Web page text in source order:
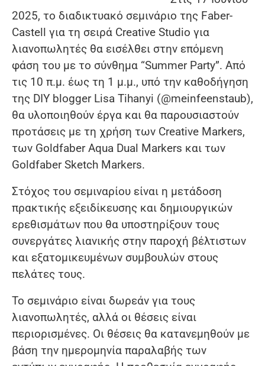
2025, το διαδικτυακό σεμινάριο της Faber-
Castell για τη σειρά Creative Studio για
λιανοπωλητές θα εισέλθει στην επόμενη
φάση του με το σύνθημα “Summer Party”. Από
τις 10 π.μ. έως τη 1 μ.μ., υπό την καθοδήγηση
της DIY blogger Lisa Tihanyi (@meinfeenstaub),
θα υλοποιηθούν έργα και θα παρουσιαστούν
προτάσεις με τη χρήση των Creative Markers,
των Goldfaber Aqua Dual Markers και των
Goldfaber Sketch Markers.
Στόχος του σεμιναρίου είναι η μετάδοση
πρακτικής εξειδίκευσης και δημιουργικών
ερεθισμάτων που θα υποστηρίξουν τους
συνεργάτες λιανικής στην παροχή βέλτιστων
και εξατομικευμένων συμβουλών στους
πελάτες τους.
Το σεμινάριο είναι δωρεάν για τους
λιανοπωλητές, αλλά οι θέσεις είναι
περιορισμένες. Οι θέσεις θα κατανεμηθούν με
βάση την ημερομηνία παραλαβής των